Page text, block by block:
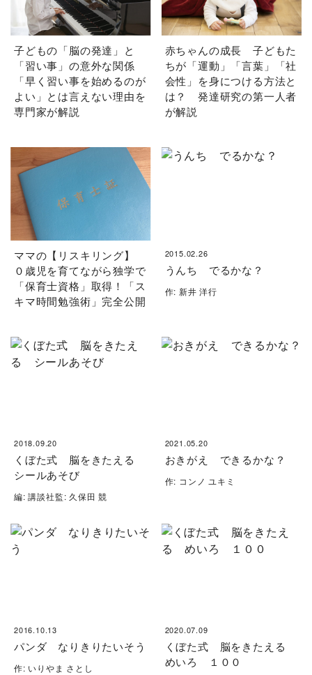
子どもの「脳の発達」と
「習い事」の意外な関係
「早く習い事を始めるのが
よい」とは言えない理由を
専門家が解説
赤ちゃんの成長 子どもた
ちが「運動」「言葉」「社
会性」を身につける方法と
は？ 発達研究の第一人者
が解説
ママの【リスキリング】
０歳児を育てながら独学で
「保育士資格」取得！「ス
キマ時間勉強術」完全公開
2015.02.26
うんち でるかな？
作: 新井 洋行
2018.09.20
くぼた式 脳をきたえる
シールあそび
編: 講談社監: 久保田 競
2021.05.20
おきがえ できるかな？
作: コンノ ユキミ
2016.10.13
パンダ なりきりたいそう
作: いりやま さとし
2020.07.09
くぼた式 脳をきたえる
めいろ １００